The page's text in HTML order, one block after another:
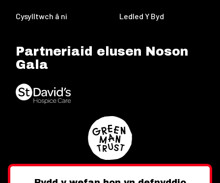
Cysylltwch â ni Ledled Y Byd
Partneriaid elusen Noson
Gala